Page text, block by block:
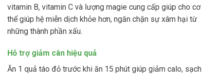
vitamin B, vitamin C và lượng magie cung cấp giúp cho cơ
thể giúp hệ miễn dịch khỏe hơn, ngăn chặn sự xâm hại từ
những thành phần xấu.
Hỗ trợ giảm cân hiệu quả
Ăn 1 quả táo đỏ trước khi ăn 15 phút giúp giảm calo, sạch